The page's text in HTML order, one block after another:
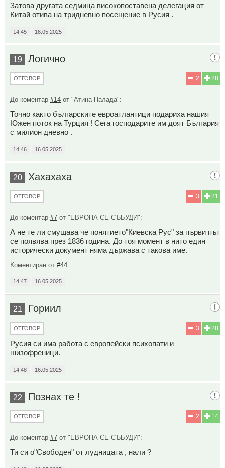
Затова другата седмица високопоставена делегация от
Китай отива на тридневно посещение в Русия .
14:45 16.05.2025
19 Логично
28
2
ОТГОВОР
До коментар #14 от "Атина Палада":
Точно както българските евроатлантици подариха нашия
Южен поток на Турция ! Сега господарите им доят България
с милион дневно .
14:46 16.05.2025
20 Хахахаха
21
3
ОТГОВОР
До коментар #7 от "ЕВРОПА СЕ СЪБУДИ":
А не те ли смущава че понятието"Киевска Рус" за първи път
се появява през 1836 година. До тоя момент в нито един
исторически документ няма държава с такова име.
Коментиран от #44
14:47 16.05.2025
21 Гориил
28
3
ОТГОВОР
Русия си има работа с европейски психопати и
шизофреници.
14:48 16.05.2025
22 Познах те !
14
2
ОТГОВОР
До коментар #7 от "ЕВРОПА СЕ СЪБУДИ":
Ти си о"Свободен" от лудницата , нали ?